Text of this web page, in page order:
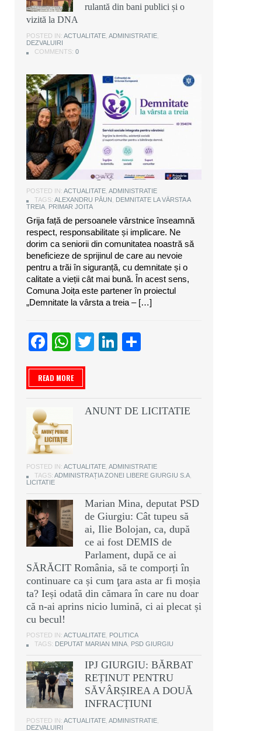
rulantă din bani publici și o
vizită la DNA
POSTED IN: ACTUALITATE ADMINISTRATIE
DEZVALUIRI
COMMENTS: 0
Alexandru Păun, primarul comunei
Joița: O comunitate puternică este
aceea care are grijă de seniorii săi
POSTED IN: ACTUALITATE ADMINISTRATIE
TAGS: ALEXANDRU PĂUN
DEMNITATE LA VÂRSTA A
TREIA PRIMAR JOITA
Grija față de persoanele vârstnice înseamnă
respect, responsabilitate și implicare. Ne
dorim ca seniorii din comunitatea noastră să
beneficieze de sprijinul de care au nevoie
pentru a trăi în siguranță, cu demnitate și o
calitate a vieții cât mai bună. În acest sens,
Comuna Joița este partener în proiectul
„Demnitate la vârsta a treia – […]
Facebook
WhatsApp
TwitterLinkedIn
READ MORE
ANUNT DE LICITATIE
POSTED IN: ACTUALITATE ADMINISTRATIE
TAGS: ADMINISTRAȚIA ZONEI LIBERE GIURGIU S.A
LICITATIE
Marian Mina, deputat PSD
de Giurgiu: Cât tupeu să
ai, Ilie Bolojan, ca, după
ce ai fost DEMIS de
Parlament, după ce ai
SĂRĂCIT România, să te comporți în
continuare ca și cum ţara asta ar fi moșia
ta? Ieși odată din cămara în care nu doar
că n-ai aprins nicio lumină, ci ai plecat și
cu becul!
POSTED IN: ACTUALITATE POLITICA
TAGS: DEPUTAT MARIAN MINA PSD GIURGIU
IPJ GIURGIU: BĂRBAT
REȚINUT PENTRU
SĂVÂRȘIREA A DOUĂ
INFRACȚIUNI
POSTED IN: ACTUALITATE ADMINISTRATIE
DEZVALUIRI